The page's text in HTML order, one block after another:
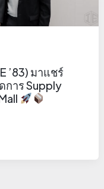
’83) มาแชร์
การ Supply